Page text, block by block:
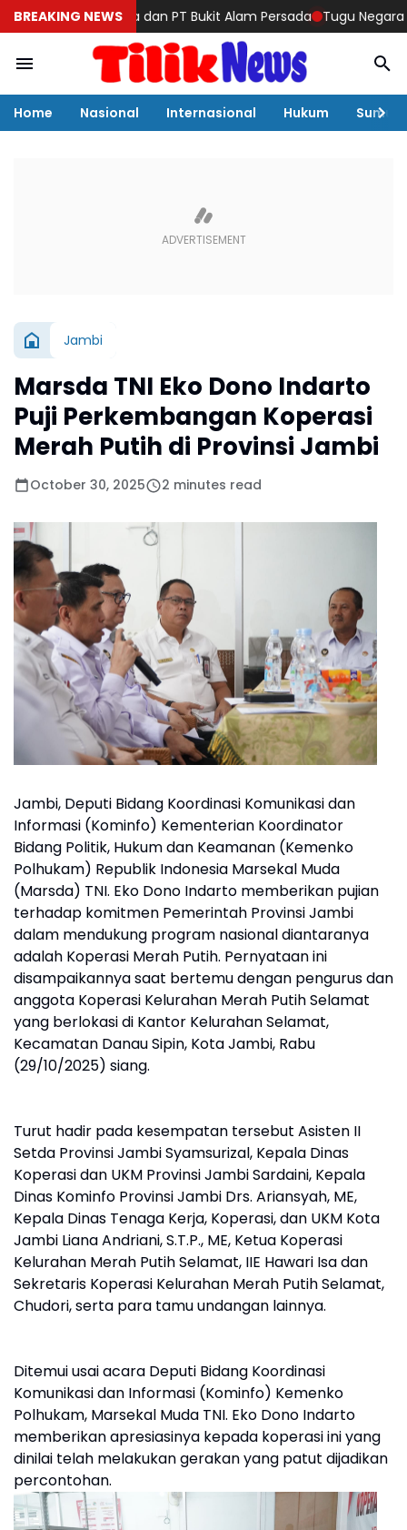
BREAKING NEWS
dan PT Bukit Alam Persada Tugu Negara Raib di Sei
Home Nasional Internasional Hukum Sumut
Jambi
Marsda TNI Eko Dono Indarto
Puji Perkembangan Koperasi
Merah Putih di Provinsi Jambi
October 30, 2025 2 minutes read
Jambi, Deputi Bidang Koordinasi Komunikasi dan
Informasi (Kominfo) Kementerian Koordinator
Bidang Politik, Hukum dan Keamanan (Kemenko
Polhukam) Republik Indonesia Marsekal Muda
(Marsda) TNI. Eko Dono Indarto memberikan pujian
terhadap komitmen Pemerintah Provinsi Jambi
dalam mendukung program nasional diantaranya
adalah Koperasi Merah Putih. Pernyataan ini
disampaikannya saat bertemu dengan pengurus dan
anggota Koperasi Kelurahan Merah Putih Selamat
yang berlokasi di Kantor Kelurahan Selamat,
Kecamatan Danau Sipin, Kota Jambi, Rabu
(29/10/2025) siang.
Turut hadir pada kesempatan tersebut Asisten II
Setda Provinsi Jambi Syamsurizal, Kepala Dinas
Koperasi dan UKM Provinsi Jambi Sardaini, Kepala
Dinas Kominfo Provinsi Jambi Drs. Ariansyah, ME,
Kepala Dinas Tenaga Kerja, Koperasi, dan UKM Kota
Jambi Liana Andriani, S.T.P., ME, Ketua Koperasi
Kelurahan Merah Putih Selamat, IIE Hawari Isa dan
Sekretaris Koperasi Kelurahan Merah Putih Selamat,
Chudori, serta para tamu undangan lainnya.
Ditemui usai acara Deputi Bidang Koordinasi
Komunikasi dan Informasi (Kominfo) Kemenko
Polhukam, Marsekal Muda TNI. Eko Dono Indarto
memberikan apresiasinya kepada koperasi ini yang
dinilai telah melakukan gerakan yang patut dijadikan
percontohan.